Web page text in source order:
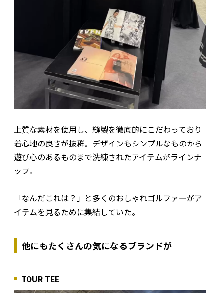
上質な素材を使用し、縫製を徹底的にこだわっており
着心地の良さが抜群。デザインもシンプルなものから
遊び心のあるものまで洗練されたアイテムがラインナ
ップ。
「なんだこれは？」と多くのおしゃれゴルファーがア
イテムを見るために集結していた。
他にもたくさんの気になるブランドが
TOUR TEE